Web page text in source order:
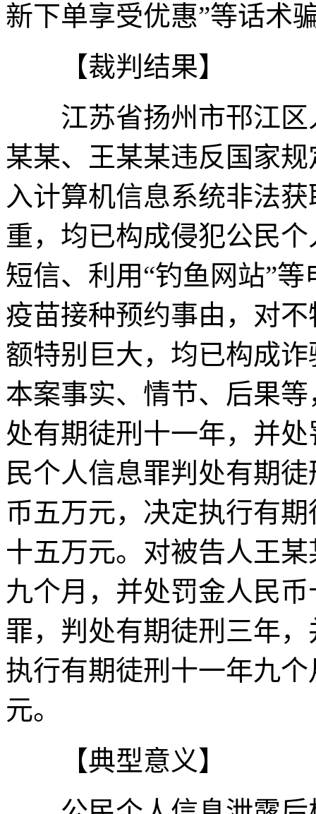
新下单享受优惠”等话术
【裁判结果】
江苏省扬州市邗江区
某某、王某某违反国家
入计算机信息系统非法
重，均已构成侵犯公民
短信、利用“钓鱼网站”
疫苗接种预约事由，对
额特别巨大，均已构成
本案事实、情节、后果
处有期徒刑十一年，并
民个人信息罪判处有期
币五万元，决定执行有
十五万元。对被告人王
九个月，并处罚金人民
罪，判处有期徒刑三年
执行有期徒刑十一年九
元。
【典型意义】